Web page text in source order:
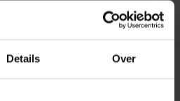
Details Over